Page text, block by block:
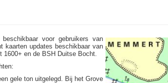
voor gebruikers van
kaarten updates beschikbaar van
1600+ en de BSH Duitse Bocht.
gele ton uitgelegd. Bij het Grove